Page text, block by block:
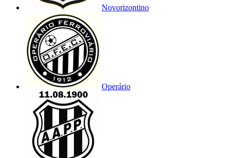
Novorizontino
Operário